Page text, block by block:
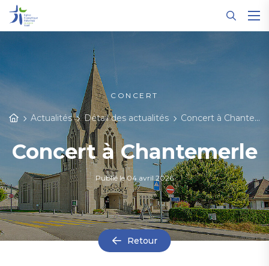
CONCERT
Actualités Détail des actualités Concert à Chantemerle
Concert à Chantemerle
Publié le04 avril 2026
Retour
Panneau de gestion des cookies